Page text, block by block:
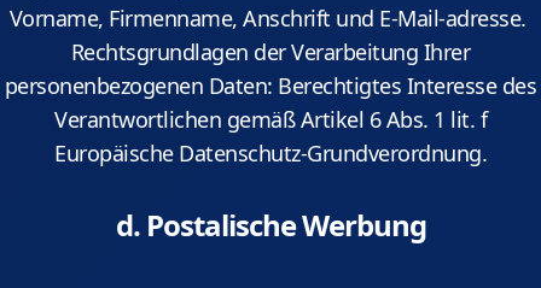
Vorname, Firmenname, Anschrift und E-Mail-adresse.
Rechtsgrundlagen der Verarbeitung Ihrer
personenbezogenen Daten: Berechtigtes Interesse des
Verantwortlichen gemäß Artikel 6 Abs. 1 lit. f
Europäische Datenschutz-Grundverordnung.
d. Postalische Werbung